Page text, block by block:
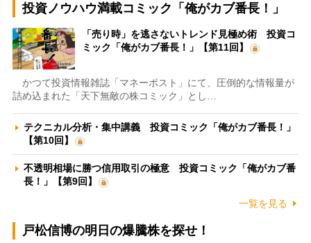
投資ノウハウ満載コミック「俺がカブ番長！」
「売り時」を逃さないトレンド見極め術 投資コ
ミック「俺がカブ番長！」【第11回】
かつて投資情報雑誌「マネーポスト」にて、圧倒的な情報量が
詰め込まれた「天下無敵の株コミック」とし…
テクニカル分析・集中講義 投資コミック「俺がカブ番長！」
【第10回】
不透明相場に勝つ信用取引の極意 投資コミック「俺がカブ番
長！」【第9回】
一覧を見る
戸松信博の明日の爆騰株を探せ！